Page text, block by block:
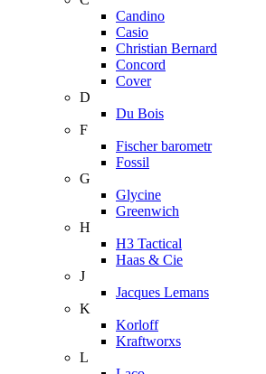
Candino
Casio
Christian Bernard
Concord
Cover
D
Du Bois
F
Fischer barometr
Fossil
G
Glycine
Greenwich
H
H3 Tactical
Haas & Cie
J
Jacques Lemans
K
Korloff
Kraftworxs
L